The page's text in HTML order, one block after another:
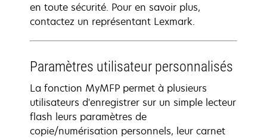
en toute sécurité. Pour en savoir plus,
contactez un représentant Lexmark.
Paramètres utilisateur personnalisés
La fonction MyMFP permet à plusieurs
utilisateurs d'enregistrer sur un simple lecteur
flash leurs paramètres de
copie/numérisation personnels, leur carnet